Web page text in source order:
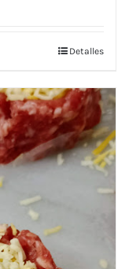
Detalles